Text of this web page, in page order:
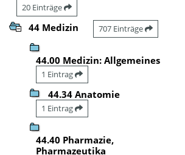
20 Einträge
44 Medizin 707 Einträge
44.00 Medizin: Allgemeines
1 Eintrag
44.34 Anatomie
1 Eintrag
44.40 Pharmazie,
Pharmazeutika